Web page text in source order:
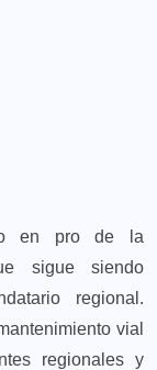
en pro de la
sigue siendo
regional.
vial
regionales y